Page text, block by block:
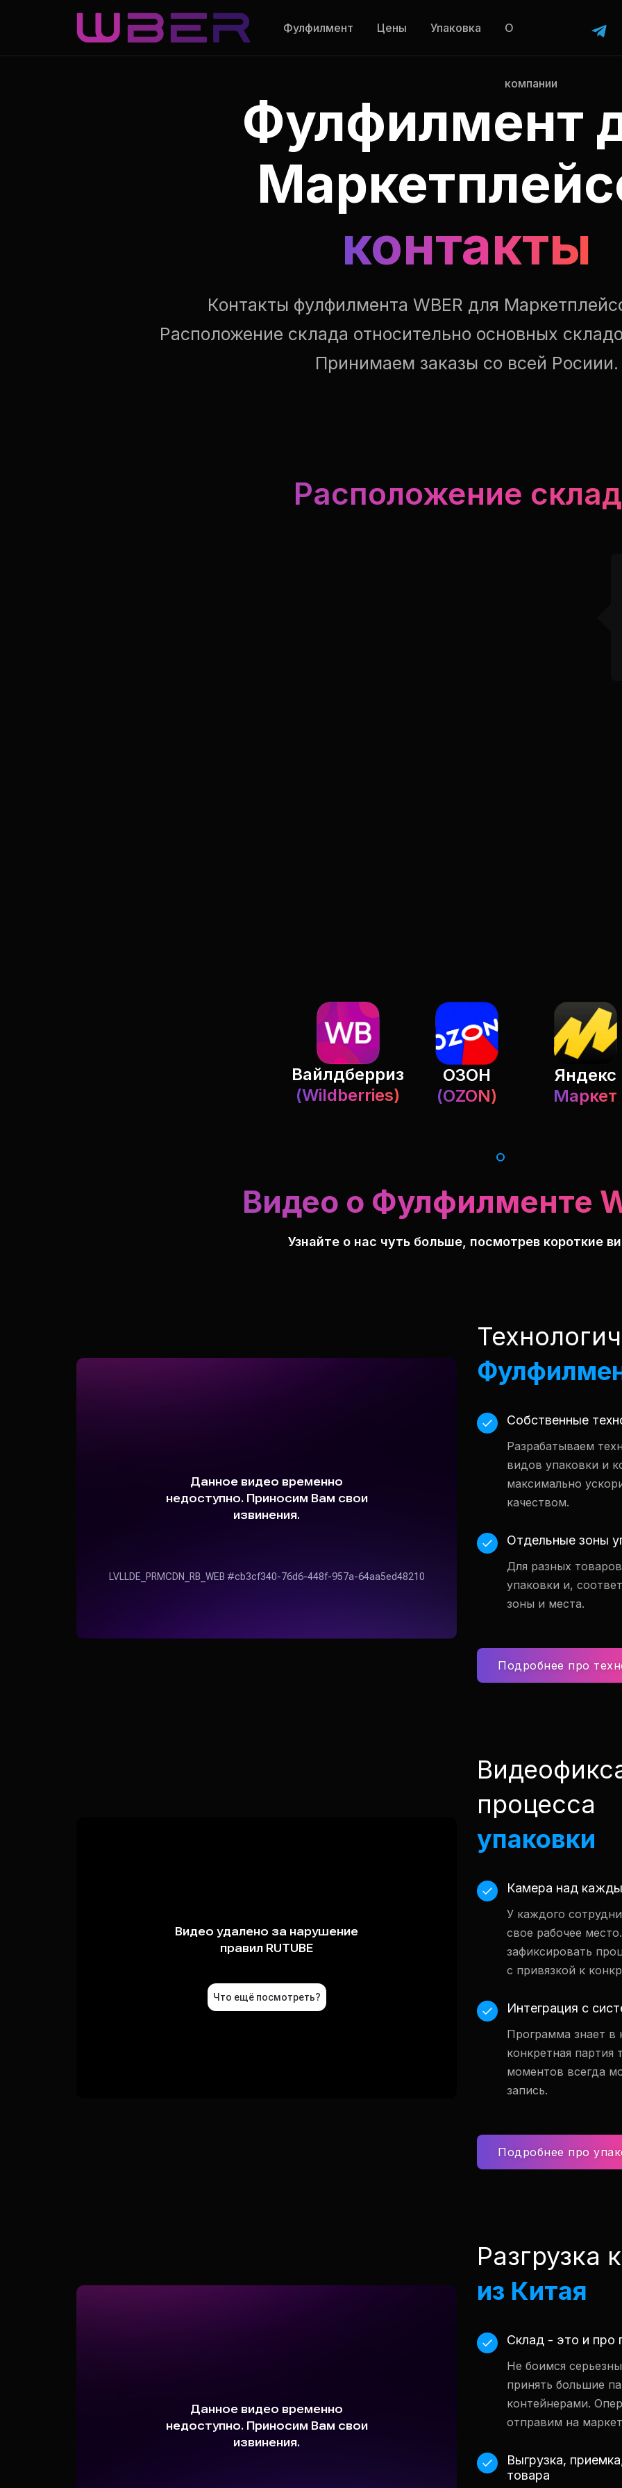
Фулфилмент Цены Упаковка О
компании
Фулфилмент
контакты
Контакты фулфилмента WBER для
Расположение склада относительно основных
Принимаем заказы со всей Росиии.
Расположение
Вайлдберриз
(Wildberries)
ОЗОН
(OZON)
Яндекс
Маркет
Видео о Фулфилменте
Узнайте о нас чуть больше, посмотрев короткие
Собственные
Разрабатываем
видов упаковки и
максимально
качеством.
Отдельные зоны
Для разных
упаковки и,
зоны и места.
Подробнее про
процесса
упаковки
Камера над
У каждого
свое рабочее
зафиксировать
с привязкой к
Интеграция с
Программа знает в
конкретная партия
моментов всегда
запись.
Подробнее про
Разгрузка
из Китая
Склад - это и про
Не боимся
принять большие
контейнерами.
отправим на
Выгрузка,
товара